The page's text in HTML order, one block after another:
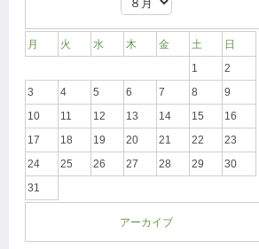
月 火 水 木 金 土
日
1
2
3
4 5 6 7 8
9
10
11 12 13 14 15
16
17
18 19 20 21 22
23
24
25 26 27 28 29
30
31
アーカイブ